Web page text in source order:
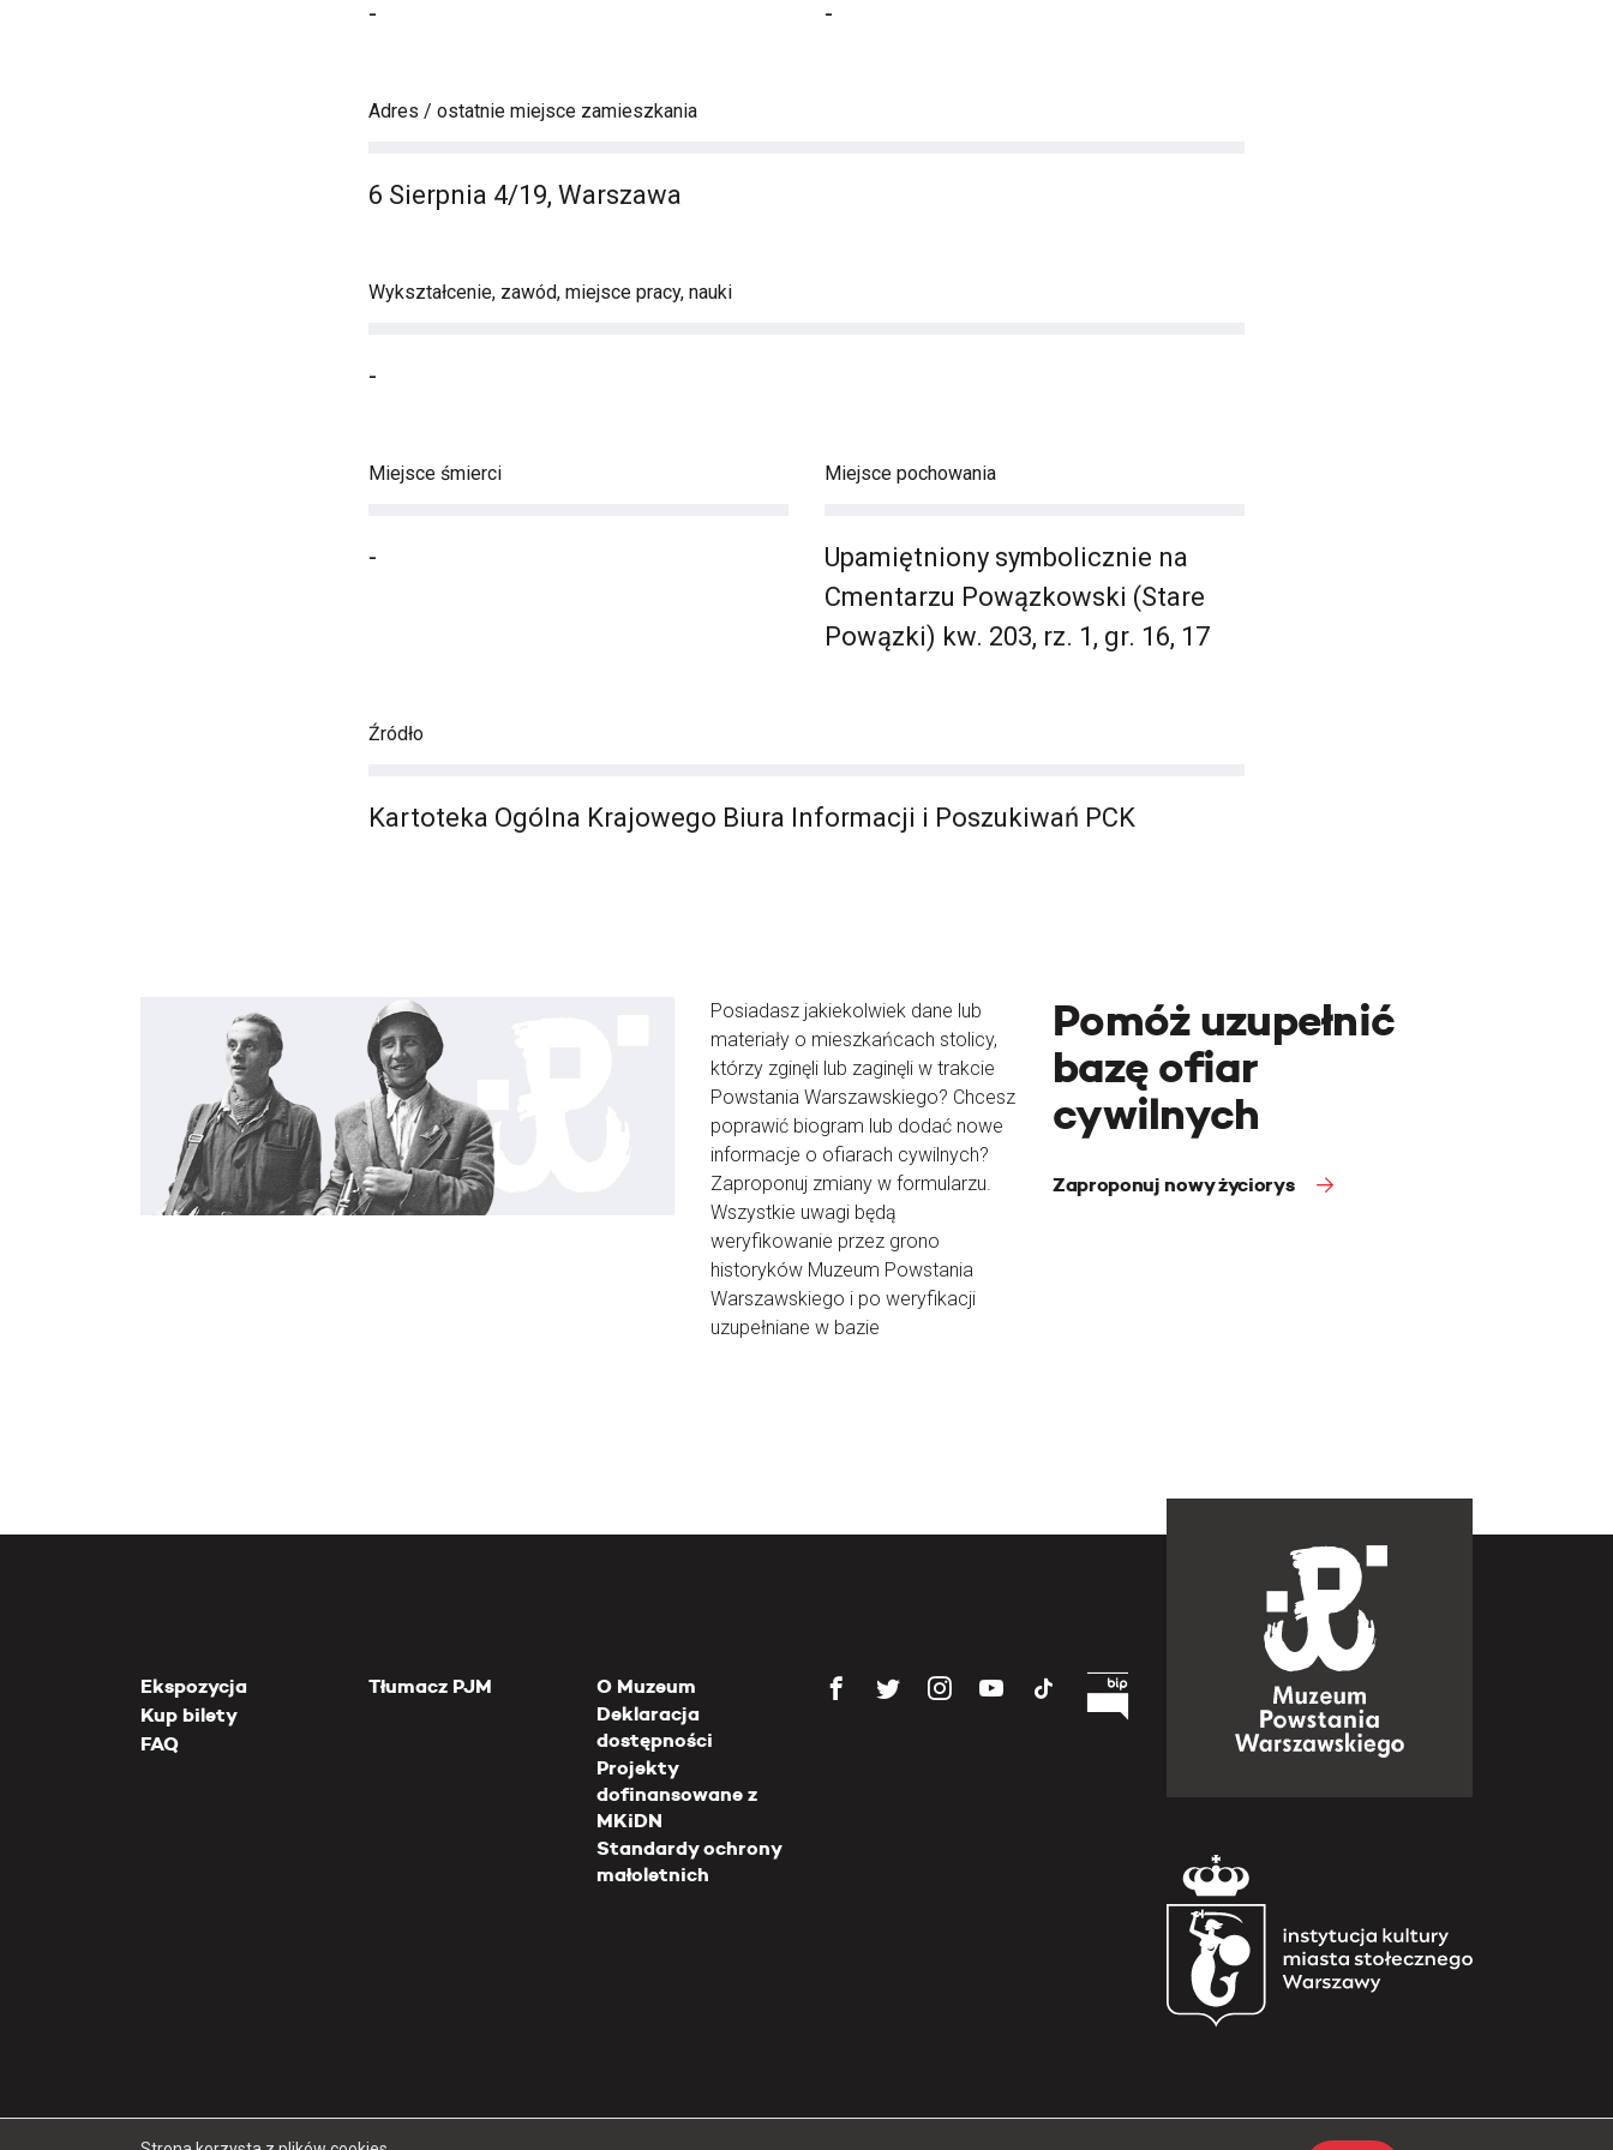
- -
Adres / ostatnie miejsce zamieszkania
6 Sierpnia 4/19, Warszawa
Wykształcenie, zawód, miejsce pracy, nauki
-
Miejsce śmierci
-
Miejsce pochowania
Upamiętniony symbolicznie na
Cmentarzu Powązkowski (Stare
Powązki) kw. 203, rz. 1, gr. 16, 17
Źródło
Kartoteka Ogólna Krajowego Biura Informacji i Poszukiwań PCK
Posiadasz jakiekolwiek dane lub
materiały o mieszkańcach stolicy,
którzy zginęli lub zaginęli w trakcie
Powstania Warszawskiego? Chcesz
poprawić biogram lub dodać nowe
informacje o ofiarach cywilnych?
Zaproponuj zmiany w formularzu.
Wszystkie uwagi będą
weryfikowanie przez grono
historyków Muzeum Powstania
Warszawskiego i po weryfikacji
uzupełniane w bazie
Pomóż uzupełnić
bazę ofiar
cywilnych
Zaproponuj nowy życiorys
Ekspozycja
Kup bilety
FAQ
Tłumacz PJM
O Muzeum
Deklaracja
dostępności
Projekty
dofinansowane z
MKiDN
Standardy ochrony
małoletnich